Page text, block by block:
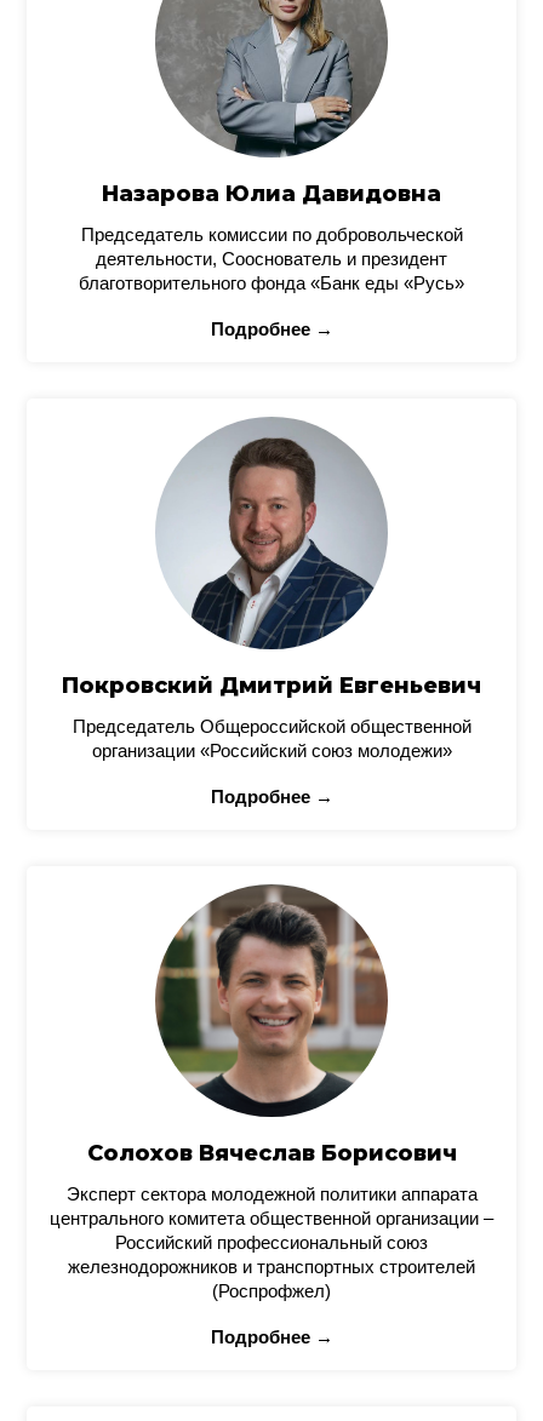
Назарова Юлиа Давидовна
Председатель комиссии по добровольческой
деятельности, Сооснователь и президент
благотворительного фонда «Банк еды «Русь»
Подробнее →
Покровский Дмитрий Евгеньевич
Председатель Общероссийской общественной
организации «Российский союз молодежи»
Подробнее →
Солохов Вячеслав Борисович
Эксперт сектора молодежной политики аппарата
центрального комитета общественной организации –
Российский профессиональный союз
железнодорожников и транспортных строителей
(Роспрофжел)
Подробнее →